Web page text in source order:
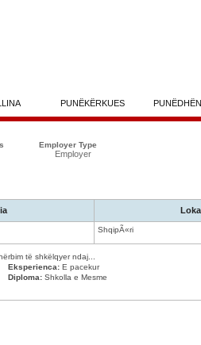
PUNËKËRKUES
Employer Type
Employer
ShqipÃ«ri
të shkëlqyer ndaj...
Eksperienca: E pacekur
Diploma: Shkolla e Mesme